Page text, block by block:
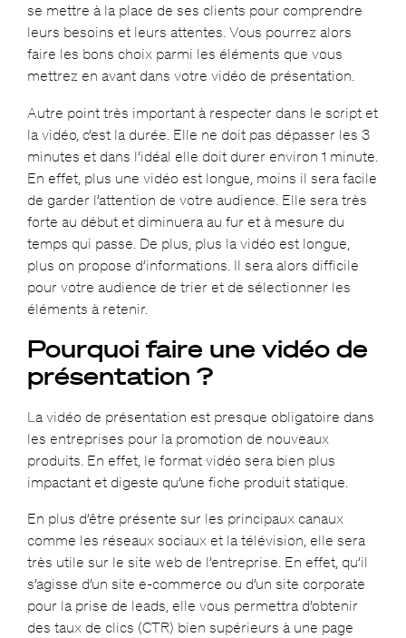
se mettre à la place de ses clients pour comprendre
leurs besoins et leurs attentes. Vous pourrez alors
faire les bons choix parmi les éléments que vous
mettrez en avant dans votre vidéo de présentation.
Autre point très important à respecter dans le script et
la vidéo, c’est la durée. Elle ne doit pas dépasser les 3
minutes et dans l’idéal elle doit durer environ 1 minute.
En effet, plus une vidéo est longue, moins il sera facile
de garder l’attention de votre audience. Elle sera très
forte au début et diminuera au fur et à mesure du
temps qui passe. De plus, plus la vidéo est longue,
plus on propose d’informations. Il sera alors difficile
pour votre audience de trier et de sélectionner les
éléments à retenir.
Pourquoi faire une vidéo de
présentation ?
La vidéo de présentation est presque obligatoire dans
les entreprises pour la promotion de nouveaux
produits. En effet, le format vidéo sera bien plus
impactant et digeste qu’une fiche produit statique.
En plus d’être présente sur les principaux canaux
comme les réseaux sociaux et la télévision, elle sera
très utile sur le site web de l’entreprise. En effet, qu’il
s’agisse d’un site e-commerce ou d’un site corporate
pour la prise de leads, elle vous permettra d’obtenir
des taux de clics (CTR) bien supérieurs à une page